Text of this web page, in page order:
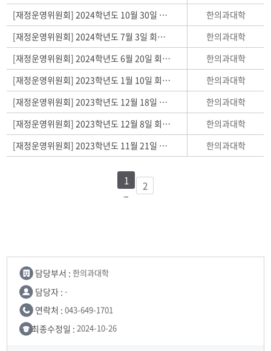
[재정운영위원회] 2024학년도 10월 30일 회의결과
한의과대학
[재정운영위원회] 2024학년도 7월 3일 회의결과
한의과대학
[재정운영위원회] 2024학년도 6월 20일 회의결과
한의과대학
[재정운영위원회] 2023학년도 1월 10일 회의결과
한의과대학
[재정운영위원회] 2023학년도 12월 18일 회의결과
한의과대학
[재정운영위원회] 2023학년도 12월 8일 회의결과
한의과대학
[재정운영위원회] 2023학년도 11월 21일 회의결과
한의과대학
1 2
담당부서 : 한의과대학
담당자 : -
연락처 : 043-649-1701
최종수정일 : 2024-10-26